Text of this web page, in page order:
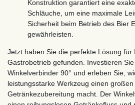
Konstruktion garantiert eine
Schläuche, um eine maximale
Sicherheit beim Betrieb des Bier
gewährleisten.
Jetzt haben Sie die perfekte Lösung für
Gastrobetrieb gefunden. Investieren
Winkelverbinder 90° und erleben Sie,
leistungsstarke Werkzeug einen
Getränkezubereitung macht. Der